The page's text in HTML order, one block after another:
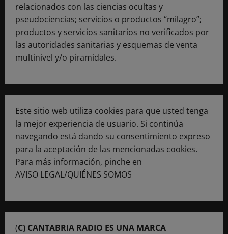
relacionados con las ciencias ocultas y
pseudociencias; servicios o productos “milagro”;
productos y servicios sanitarios no verificados por
las autoridades sanitarias y esquemas de venta
multinivel y/o piramidales.
Este sitio web utiliza cookies para que usted tenga
la mejor experiencia de usuario. Si continúa
navegando está dando su consentimiento expreso
para la aceptación de las mencionadas cookies.
Para más información, pinche en
AVISO LEGAL/QUIÉNES SOMOS
(C) CANTABRIA RADIO ES UNA MARCA